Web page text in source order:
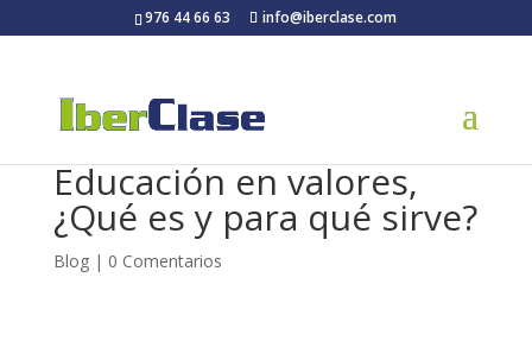
976 44 66 63 info@iberclase.com
Educación en valores,
¿Qué es y para qué sirve?
Blog| 0 Comentarios